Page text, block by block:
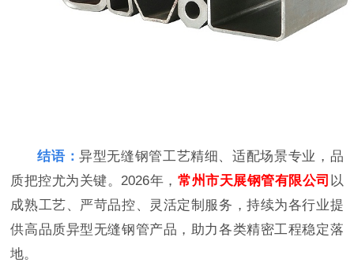
结语：异型无缝钢管工艺精细、适配场景专业，品
质把控尤为关键。2026年， 常州市天展钢管有限公司 以
成熟工艺、严苛品控、灵活定制服务，持续为各行业提
供高品质异型无缝钢管产品，助力各类精密工程稳定落
地。